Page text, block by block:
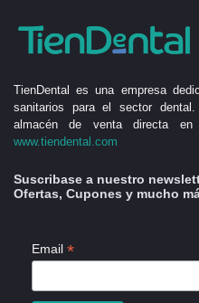
TienDental es una empresa
sanitarios para el sector
almacén de venta directa
www.tiendental.com
Suscribase a nuestro
Ofertas, Cupones y mucho
Email *